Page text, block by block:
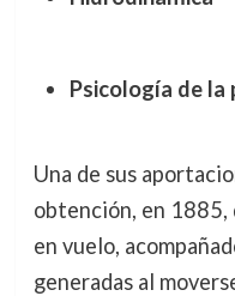
Psicología de la
Una de sus
obtención, en 1885,
en vuelo,
generadas al